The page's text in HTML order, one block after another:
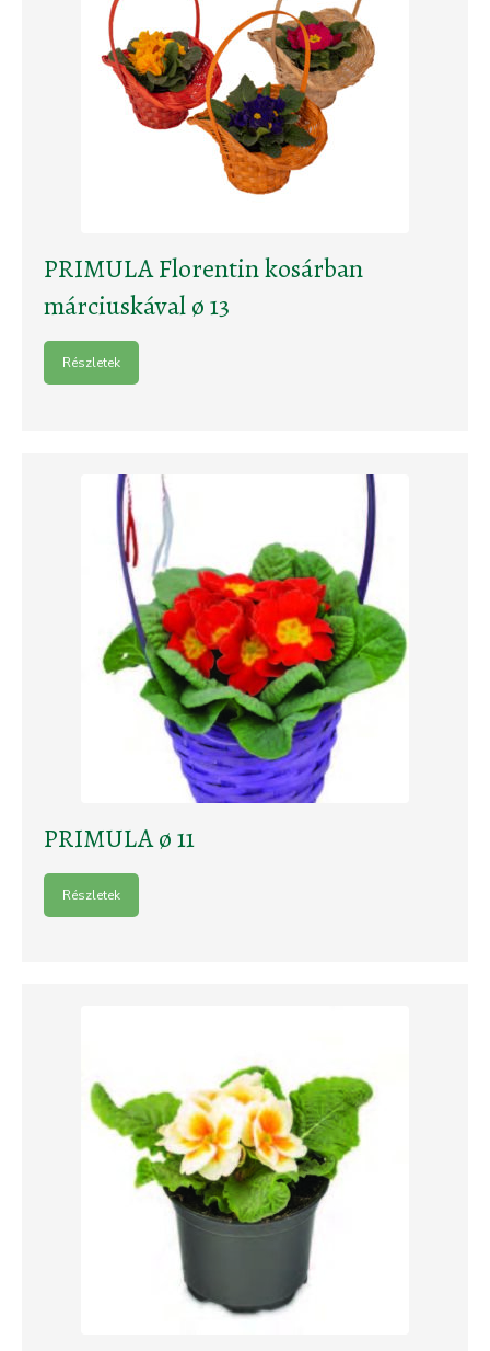
PRIMULA Florentin kosárban
márciuskával ø 13
Részletek
PRIMULA ø 11
Részletek